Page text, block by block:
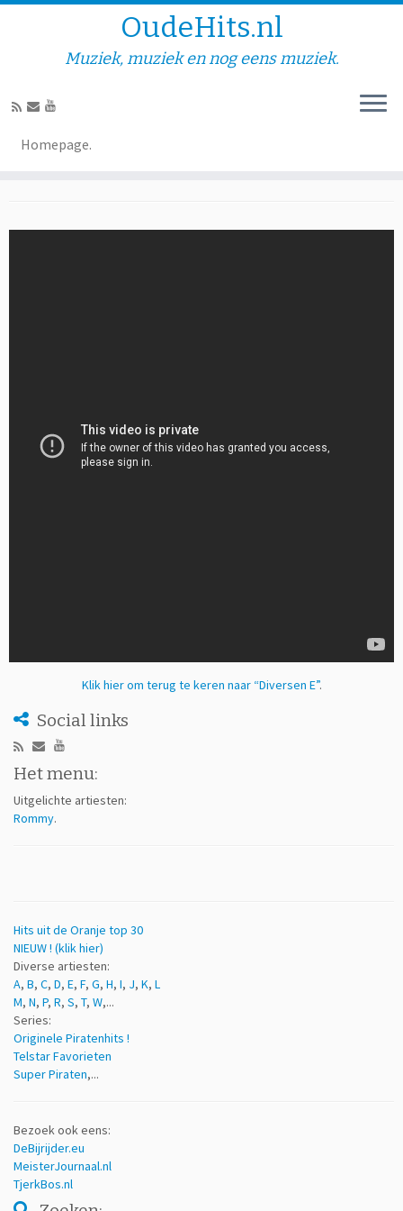
OudeHits.nl
Muziek, muziek en nog eens muziek.
Homepage.
weg
Klik hier om terug te keren naar “Diversen E”.
Social links
Het menu:
Uitgelichte artiesten:
Rommy.
Hits uit de Oranje top 30
NIEUW ! (klik hier)
Diverse artiesten:
A, B, C, D, E, F, G, H, I, J, K, L
M, N, P, R, S, T, W,...
Series:
Originele Piratenhits !
Telstar Favorieten
Super Piraten,...
Bezoek ook eens:
DeBijrijder.eu
MeisterJournaal.nl
TjerkBos.nl